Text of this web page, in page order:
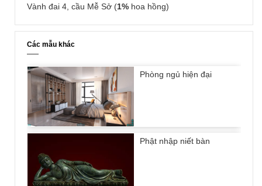
Vành đai 4, cầu Mễ Sở (1% hoa hồng)
Các mẫu khác
Phòng ngủ hiện đại
Phật nhập niết bàn